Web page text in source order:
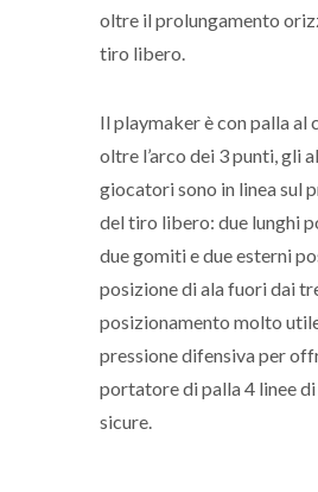
oltre il prolungamento
tiro libero.
Il playmaker è con palla al
oltre l’arco dei 3 punti, gli
giocatori sono in linea sul
del tiro libero: due lunghi
due gomiti e due esterni
posizione di ala fuori dai
posizionamento molto
pressione difensiva per
portatore di palla 4 linee
sicure.